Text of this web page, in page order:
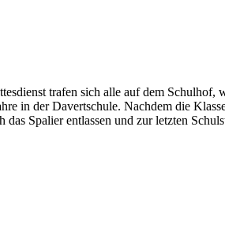
trafen sich alle auf dem
in der Davertschule. Nachdem die
Spalier entlassen und zur letzten